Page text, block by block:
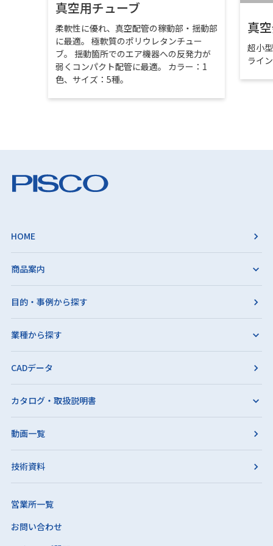
真空用チューブ
柔軟性に優れ、真空配管の稼動部・揺動部
に最適。 極軟質のポリウレタンチュー
ブ。 揺動箇所でのエア機器への反発力が
弱くコンパクト配管に最適。 カラー：1
色、サイズ：5種。
真
超小
ライ
HOME
商品案内
目的・事例から探す
業種から探す
CADデータ
カタログ・取扱説明書
動画一覧
技術資料
営業所一覧
お問い合わせ